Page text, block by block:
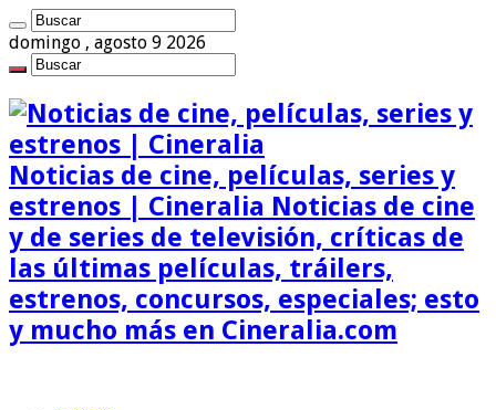
domingo , agosto 9 2026
Noticias de cine, películas, series y
estrenos | Cineralia Noticias de cine
y de series de televisión, críticas de
las últimas películas, tráilers,
estrenos, concursos, especiales; esto
y mucho más en Cineralia.com